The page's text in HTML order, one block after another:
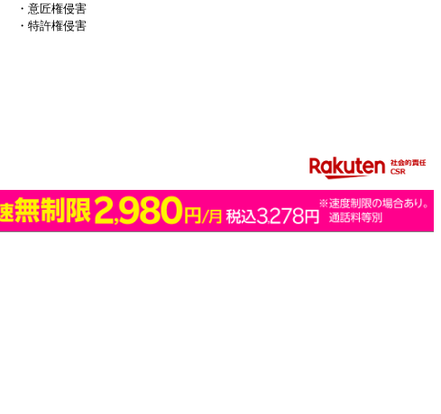
・意匠権侵害
・特許権侵害